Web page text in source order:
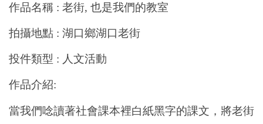
作品名稱 : 老街, 也是我們的教室
拍攝地點 : 湖口鄉湖口老街
投件類型 : 人文活動
作品介紹:
當我們唸讀著社會課本裡白紙黑字的課文，將老街